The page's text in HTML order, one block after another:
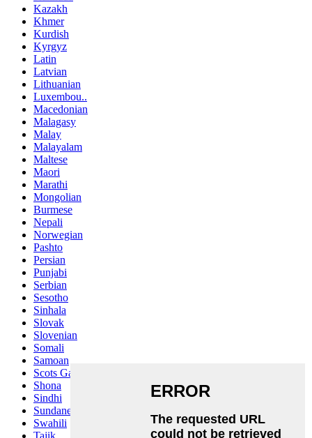
Kazakh
Khmer
Kurdish
Kyrgyz
Latin
Latvian
Lithuanian
Luxembou..
Macedonian
Malagasy
Malay
Malayalam
Maltese
Maori
Marathi
Mongolian
Burmese
Nepali
Norwegian
Pashto
Persian
Punjabi
Serbian
Sesotho
Sinhala
Slovak
Slovenian
Somali
Samoan
Scots Gaelic
Shona
Sindhi
Sundanese
Swahili
Tajik